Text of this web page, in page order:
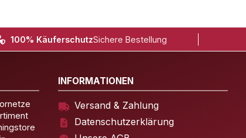
100% KäuferschutzSichere Bestellung
INFORMATIONEN
Versand & Zahlung
Datenschutzerklärung